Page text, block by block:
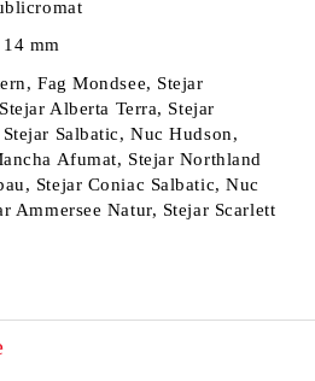
mm
Fag Mondsee, Stejar
Alberta Terra, Stejar
Salbatic, Nuc Hudson,
Afumat, Stejar Northland
Stejar Coniac Salbatic, Nuc
Ammersee Natur, Stejar Scarlett